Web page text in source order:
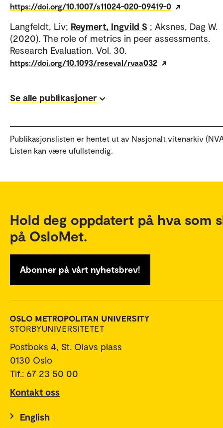
https://doi.org/10.1007/s11024-020-09419-0
Langfeldt, Liv; Reymert, Ingvild S ; Aksnes, Dag W.
(2020). The role of metrics in peer assessments.
Research Evaluation. Vol. 30.
https://doi.org/10.1093/reseval/rvaa032
Se alle publikasjoner
Publikasjonslisten er hentet ut av Nasjonalt vitenarkiv
Listen kan være ufullstendig.
Hold deg oppdatert på hva som
på OsloMet.
Abonner på vårt nyhetsbrev!
Postboks 4, St. Olavs plass
0130 Oslo
Tlf.: 67 23 50 00
Kontakt oss
English